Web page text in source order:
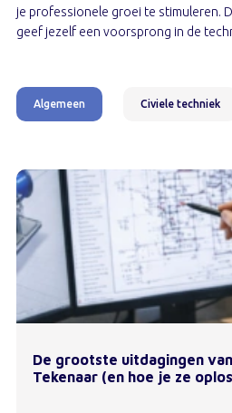
je professionele groei te stimuleren.
geef jezelf een voorsprong in de
Algemeen Civiele techniek
De grootste uitdagingen
Tekenaar (en hoe je ze